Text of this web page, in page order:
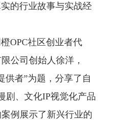
的行业故事与实战经
社区创业者代
公司创始人徐洋，
供者”为题，分享了自
剧、文化IP视觉化产品
例展示了新兴行业的